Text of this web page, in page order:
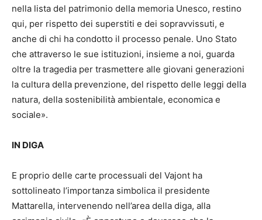
nella lista del patrimonio della memoria Unesco, restino
qui, per rispetto dei superstiti e dei sopravvissuti, e
anche di chi ha condotto il processo penale. Uno Stato
che attraverso le sue istituzioni, insieme a noi, guarda
oltre la tragedia per trasmettere alle giovani generazioni
la cultura della prevenzione, del rispetto delle leggi della
natura, della sostenibilità ambientale, economica e
sociale».
IN DIGA
E proprio delle carte processuali del Vajont ha
sottolineato l’importanza simbolica il presidente
Mattarella, intervenendo nell’area della diga, alla